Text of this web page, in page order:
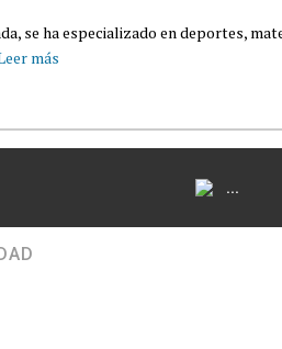
se ha especializado en deportes,
más
...